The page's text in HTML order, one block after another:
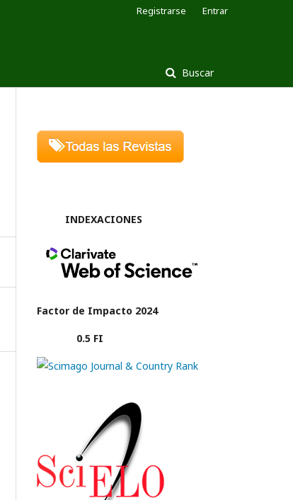
Buscar
Registrarse Entrar
INDEXACIONES
Factor de Impacto 2024
0.5 FI